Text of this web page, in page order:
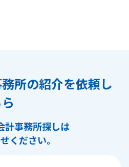
所の紹介を依頼し
計事務所探しは
ください。